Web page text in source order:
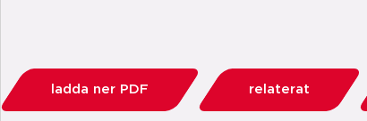
ladda ner PDF relaterat